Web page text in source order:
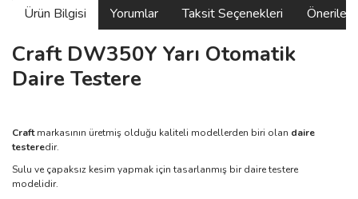
Ürün Bilgisi Yorumlar Taksit Seçenekleri
Craft DW350Y Yarı Otomatik
Daire Testere
Craftmarkasının üretmiş olduğu kaliteli modellerden biri olan daire
testeredir.
Sulu ve çapaksız kesim yapmak için tasarlanmış bir daire testere
modelidir.